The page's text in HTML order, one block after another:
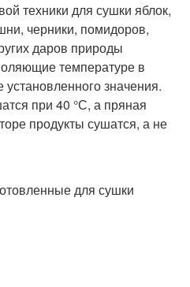
техники для сушки яблок,
черники, помидоров,
даров природы
температуре в
значения.
при 40 °С, а пряная
продукты сушатся, а не
для сушки